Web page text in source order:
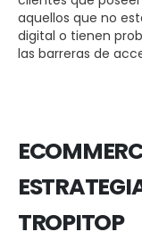
aquellos que no
digital o tienen
las barreras de
TROPITOP